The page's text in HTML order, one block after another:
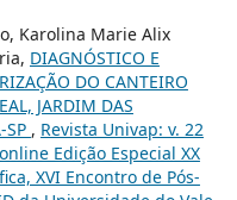
Karolina Marie Alix
DIAGNÓSTICO E
DO CANTEIRO
JARDIM DAS
SP , Revista Univap: v. 22
Edição Especial XX
XVI Encontro de Pós-